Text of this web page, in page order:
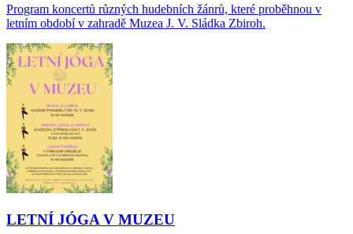
Program koncertů různých hudebních žánrů, které proběhnou v
letním období v zahradě Muzea J. V. Sládka Zbiroh.
LETNÍ JÓGA V MUZEU